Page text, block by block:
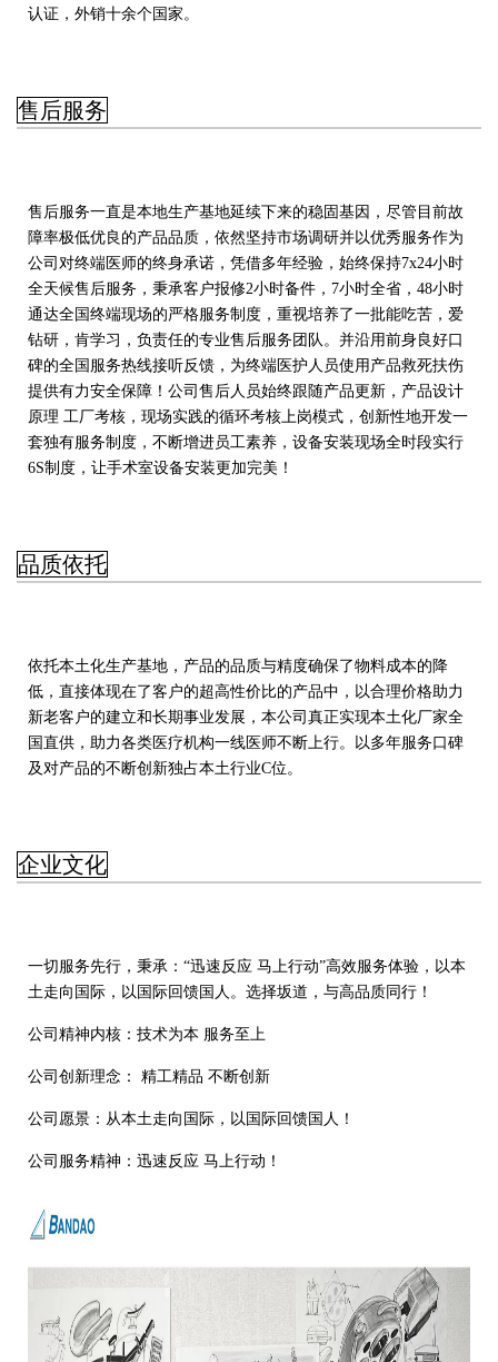
认证，外销十余个国家。
售后服务
售后服务一直是本地生产基地延续下来的稳固基因，尽管目前故
障率极低优良的产品品质，依然坚持市场调研并以优秀服务作为
公司对终端医师的终身承诺，凭借多年经验，始终保持7x24小时
全天候售后服务，秉承客户报修2小时备件，7小时全省，48小时
通达全国终端现场的严格服务制度，重视培养了一批能吃苦，爱
钻研，肯学习，负责任的专业售后服务团队。并沿用前身良好口
碑的全国服务热线接听反馈，为终端医护人员使用产品救死扶伤
提供有力安全保障！公司售后人员始终跟随产品更新，产品设计
原理 工厂考核，现场实践的循环考核上岗模式，创新性地开发一
套独有服务制度，不断增进员工素养，设备安装现场全时段实行
6S制度，让手术室设备安装更加完美！
品质依托
依托本土化生产基地，产品的品质与精度确保了物料成本的降
低，直接体现在了客户的超高性价比的产品中，以合理价格助力
新老客户的建立和长期事业发展，本公司真正实现本土化厂家全
国直供，助力各类医疗机构一线医师不断上行。以多年服务口碑
及对产品的不断创新独占本土行业C位。
企业文化
一切服务先行，秉承：“迅速反应 马上行动”高效服务体验，以本
土走向国际，以国际回馈国人。选择坂道，与高品质同行！
公司精神内核：技术为本 服务至上
公司创新理念： 精工精品 不断创新
公司愿景：从本土走向国际，以国际回馈国人！
公司服务精神：迅速反应 马上行动！